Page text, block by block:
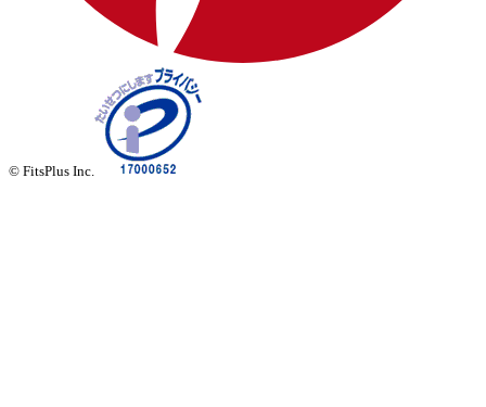
© FitsPlus Inc.